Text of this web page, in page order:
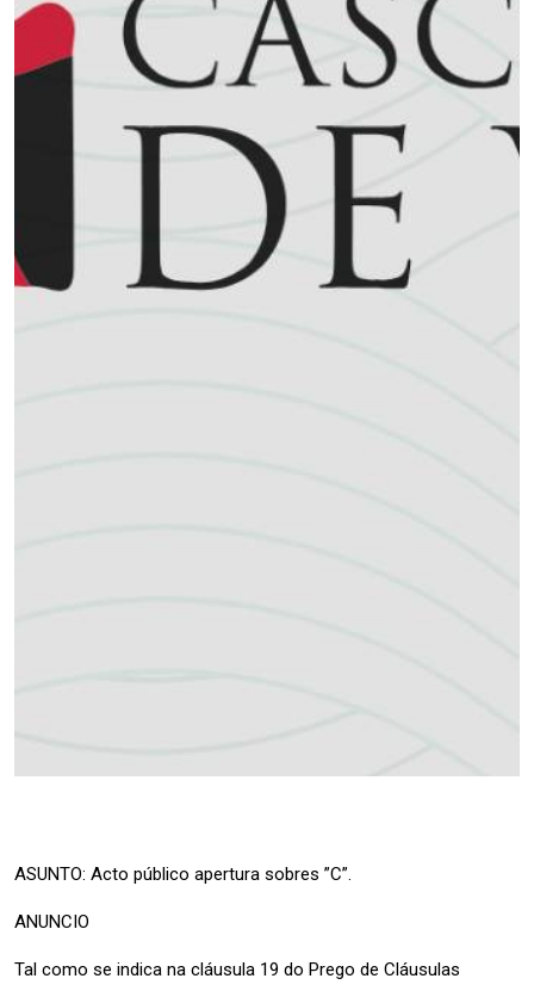
ASUNTO: Acto público apertura sobres ”C”.
ANUNCIO
Tal como se indica na cláusula 19 do Prego de Cláusulas